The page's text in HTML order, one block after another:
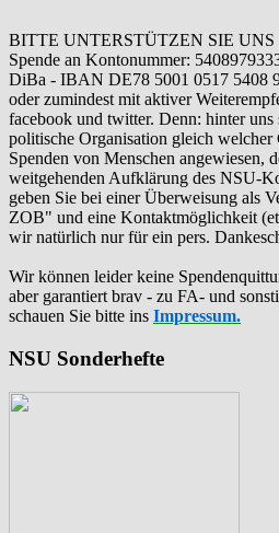
BITTE UNTERSTÜTZEN SIE UNS
Spende an Kontonummer:
DiBa - IBAN DE78 5001 0517 5408
oder zumindest mit aktiver
facebook und twitter. Denn: hinter uns
politische Organisation gleich
Spenden von Menschen angewiesen,
weitgehenden Aufklärung des NSU-
geben Sie bei einer Überweisung als
ZOB" und eine Kontaktmöglichkeit
wir natürlich nur für ein pers.
Wir können leider keine
aber garantiert brav - zu FA- und
schauen Sie bitte ins Impressum.
NSU Sonderhefte